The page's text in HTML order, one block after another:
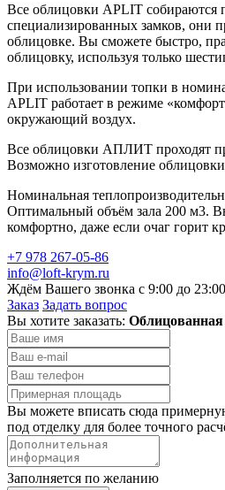
Все облицовки APLIT собираются
специализированных замков, они
облицовке. Вы сможете быстро,
облицовку, используя только
При использовании топки в
APLIT работает в режиме
окружающий воздух.
Все облицовки АПЛИТ проходят
Возможно изготовление
Номинальная
Оптимальный объём зала 200 м3.
комфортно, даже если очаг горит
+7 978 267-05-86
info@loft-krym.ru
Ждём Вашего звонка с 9:00 до
Заказ Задать вопрос
Вы хотите заказать:
Вы можете вписать сюда
под отделку для более точного
Заполняется по желанию